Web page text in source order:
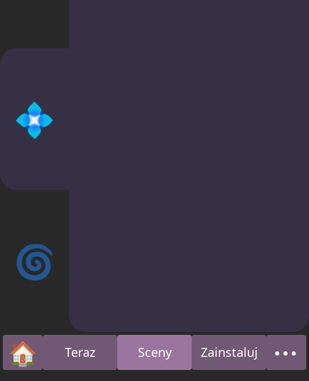
💠
🌀
🏠Strona główna
Teraz Sceny Zainstaluj •••
O